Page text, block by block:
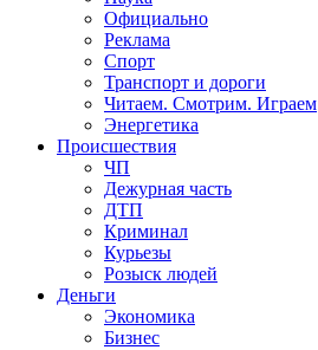
Официально
Реклама
Спорт
Транспорт и дороги
Читаем. Смотрим. Играем
Энергетика
Происшествия
ЧП
Дежурная часть
ДТП
Криминал
Курьезы
Розыск людей
Деньги
Экономика
Бизнес